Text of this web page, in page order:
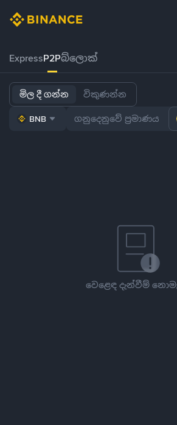
ExpressP2Pබ්ලොක්
මිල දී ගන්න විකුණන්න
BNB
වෙළෙඳ දැන්වීම්